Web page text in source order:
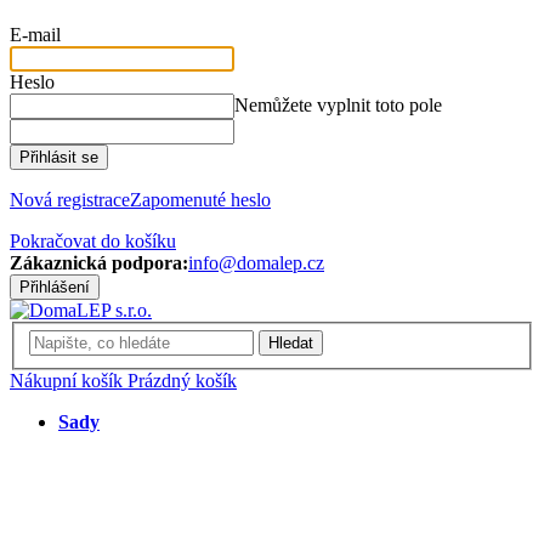
E-mail
Heslo
Nemůžete vyplnit toto pole
Přihlásit se
Nová registraceZapomenuté heslo
Pokračovat do košíku
Zákaznická podpora:info@domalep.cz
Přihlášení
Hledat
Nákupní košík Prázdný košík
Sady